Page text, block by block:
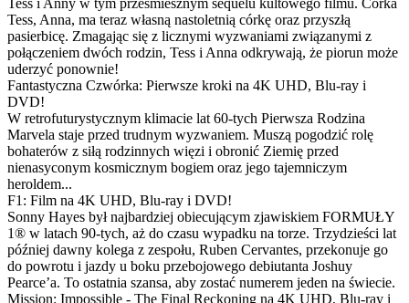
Tess i Anny w tym prześmiesznym sequelu kultowego filmu. Córka
Tess, Anna, ma teraz własną nastoletnią córkę oraz przyszłą
pasierbicę. Zmagając się z licznymi wyzwaniami związanymi z
połączeniem dwóch rodzin, Tess i Anna odkrywają, że piorun może
uderzyć ponownie!
Fantastyczna Czwórka: Pierwsze kroki na 4K UHD, Blu-ray i
DVD!
W retrofuturystycznym klimacie lat 60-tych Pierwsza Rodzina
Marvela staje przed trudnym wyzwaniem. Muszą pogodzić rolę
bohaterów z siłą rodzinnych więzi i obronić Ziemię przed
nienasyconym kosmicznym bogiem oraz jego tajemniczym
heroldem...
F1: Film na 4K UHD, Blu-ray i DVD!
Sonny Hayes był najbardziej obiecującym zjawiskiem FORMUŁY
1® w latach 90-tych, aż do czasu wypadku na torze. Trzydzieści lat
później dawny kolega z zespołu, Ruben Cervantes, przekonuje go
do powrotu i jazdy u boku przebojowego debiutanta Joshuy
Pearce’a. To ostatnia szansa, aby zostać numerem jeden na świecie.
Mission: Impossible - The Final Reckoning na 4K UHD, Blu-ray i